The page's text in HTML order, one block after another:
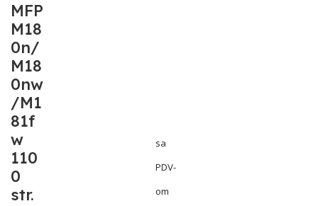
MFP
M18
0n/
M18
0nw
/M1
81f
w
110
0
str.
sa
PDV-
om